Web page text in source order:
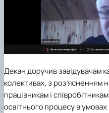
Декан доручив завідувачам
колективах, з роз’ясненням
працівникам і
освітнього процесу в